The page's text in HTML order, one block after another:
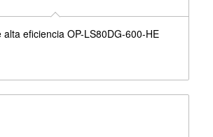
eficiencia OP-LS80DG-600-HE